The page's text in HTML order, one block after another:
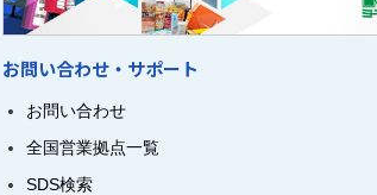
お問い合わせ・サポート
お問い合わせ
全国営業拠点一覧
SDS検索